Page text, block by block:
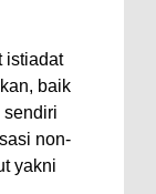
istiadat
baik
sendiri
non-
yakni